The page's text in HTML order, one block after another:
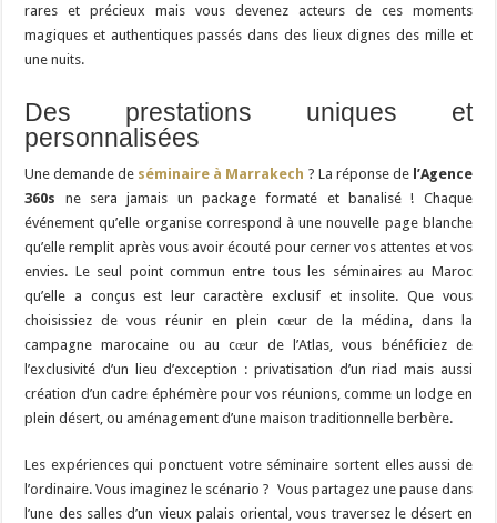
rares et précieux mais vous devenez acteurs de ces moments
magiques et authentiques passés dans des lieux dignes des mille et
une nuits.
Des prestations uniques et
personnalisées
Une demande de séminaire à Marrakech ? La réponse del’Agence
360s ne sera jamais un package formaté et banalisé ! Chaque
événement qu’elle organise correspond à une nouvelle page blanche
qu’elle remplit après vous avoir écouté pour cerner vos attentes et vos
envies. Le seul point commun entre tous les séminaires au Maroc
qu’elle a conçus est leur caractère exclusif et insolite. Que vous
choisissiez de vous réunir en plein cœur de la médina, dans la
campagne marocaine ou au cœur de l’Atlas, vous bénéficiez de
l’exclusivité d’un lieu d’exception : privatisation d’un riad mais aussi
création d’un cadre éphémère pour vos réunions, comme un lodge en
plein désert, ou aménagement d’une maison traditionnelle berbère.
Les expériences qui ponctuent votre séminaire sortent elles aussi de
l’ordinaire. Vous imaginez le scénario ? Vous partagez une pause dans
l’une des salles d’un vieux palais oriental, vous traversez le désert en